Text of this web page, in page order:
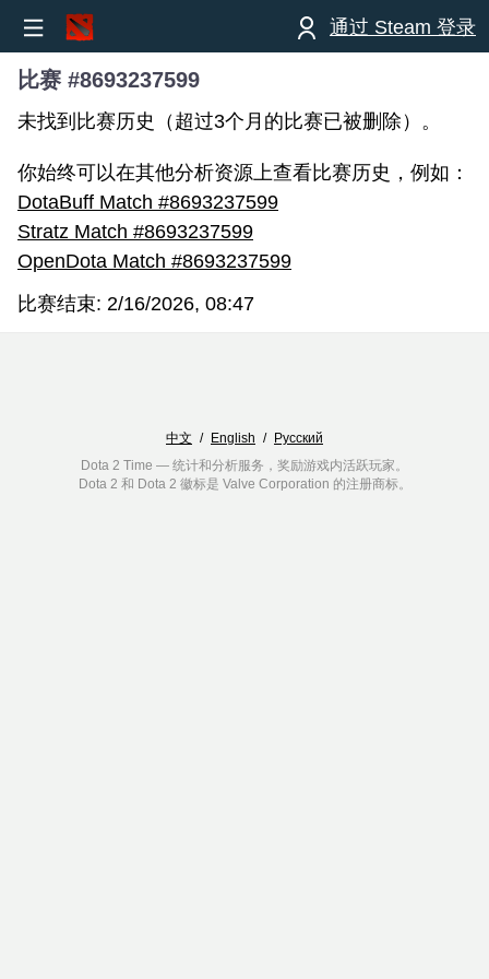
通过 Steam 登录
比赛 #8693237599
未找到比赛历史（超过3个月的比赛已被删除）。
你始终可以在其他分析资源上查看比赛历史，例如：
DotaBuff Match #8693237599
Stratz Match #8693237599
OpenDota Match #8693237599
比赛结束: 2/16/2026, 08:47
中文 / English / Русский
Dota 2 Time — 统计和分析服务，奖励游戏内活跃玩家。
Dota 2 和 Dota 2 徽标是 Valve Corporation 的注册商标。